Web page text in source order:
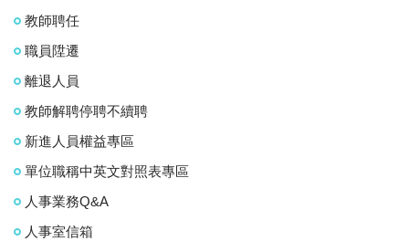
教師聘任
職員陞遷
離退人員
教師解聘停聘不續聘
新進人員權益專區
單位職稱中英文對照表專區
人事業務Q&A
人事室信箱